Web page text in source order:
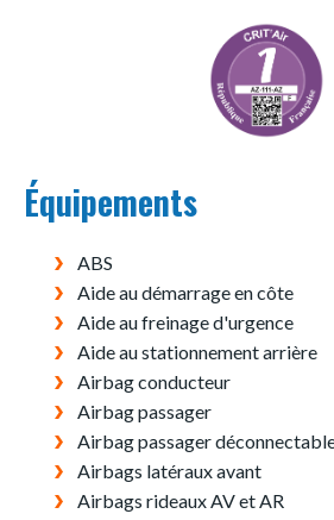
Équipements
ABS
Aide au démarrage en côte
Aide au freinage d'urgence
Aide au stationnement arrière
Airbag conducteur
Airbag passager
Airbag passager
Airbags latéraux avant
Airbags rideaux AV et AR